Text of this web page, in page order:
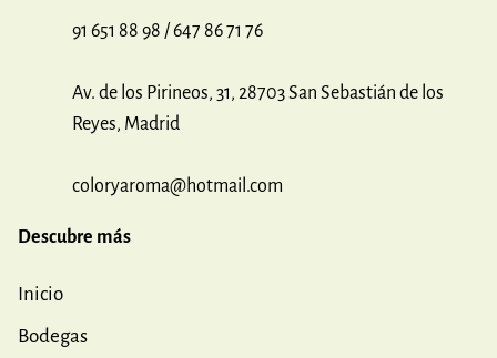
91 651 88 98 / 647 86 71 76
Av. de los Pirineos, 31, 28703 San Sebastián de los
Reyes, Madrid
coloryaroma@hotmail.com
Descubre más
Inicio
Bodegas